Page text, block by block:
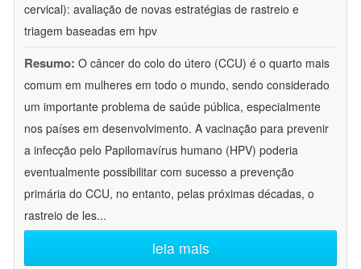
cervical): avaliação de novas estratégias de rastreio e
triagem baseadas em hpv
Resumo: O câncer do colo do útero (CCU) é o quarto mais
comum em mulheres em todo o mundo, sendo considerado
um importante problema de saúde pública, especialmente
nos países em desenvolvimento. A vacinação para prevenir
a infecção pelo Papilomavírus humano (HPV) poderia
eventualmente possibilitar com sucesso a prevenção
primária do CCU, no entanto, pelas próximas décadas, o
rastreio de les...
leia mais